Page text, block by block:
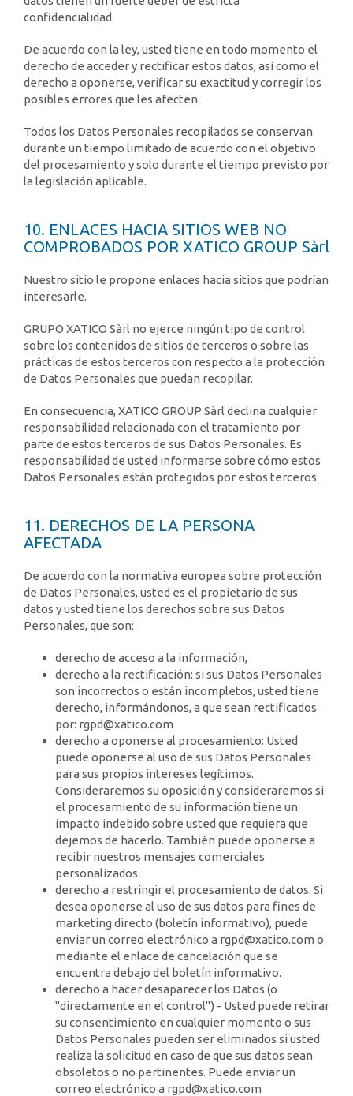
confidencialidad.
De acuerdo con la ley, usted tiene en todo momento el
derecho de acceder y rectificar estos datos, así como el
derecho a oponerse, verificar su exactitud y corregir los
posibles errores que les afecten.
Todos los Datos Personales recopilados se conservan
durante un tiempo limitado de acuerdo con el objetivo
del procesamiento y solo durante el tiempo previsto por
la legislación aplicable.
10. ENLACES HACIA SITIOS WEB NO
COMPROBADOS POR XATICO GROUP Sàrl
Nuestro sitio le propone enlaces hacia sitios que podrían
interesarle.
GRUPO XATICO Sàrl no ejerce ningún tipo de control
sobre los contenidos de sitios de terceros o sobre las
prácticas de estos terceros con respecto a la protección
de Datos Personales que puedan recopilar.
En consecuencia, XATICO GROUP Sàrl declina cualquier
responsabilidad relacionada con el tratamiento por
parte de estos terceros de sus Datos Personales. Es
responsabilidad de usted informarse sobre cómo estos
Datos Personales están protegidos por estos terceros.
11. DERECHOS DE LA PERSONA
AFECTADA
De acuerdo con la normativa europea sobre protección
de Datos Personales, usted es el propietario de sus
datos y usted tiene los derechos sobre sus Datos
Personales, que son:
derecho de acceso a la información,
derecho a la rectificación: si sus Datos Personales
son incorrectos o están incompletos, usted tiene
derecho, informándonos, a que sean rectificados
por: rgpd@xatico.com
derecho a oponerse al procesamiento: Usted
puede oponerse al uso de sus Datos Personales
para sus propios intereses legítimos.
Consideraremos su oposición y consideraremos si
el procesamiento de su información tiene un
impacto indebido sobre usted que requiera que
dejemos de hacerlo. También puede oponerse a
recibir nuestros mensajes comerciales
personalizados.
derecho a restringir el procesamiento de datos. Si
desea oponerse al uso de sus datos para fines de
marketing directo (boletín informativo), puede
enviar un correo electrónico a rgpd@xatico.com o
mediante el enlace de cancelación que se
encuentra debajo del boletín informativo.
derecho a hacer desaparecer los Datos (o
"directamente en el control") - Usted puede retirar
su consentimiento en cualquier momento o sus
Datos Personales pueden ser eliminados si usted
realiza la solicitud en caso de que sus datos sean
obsoletos o no pertinentes. Puede enviar un
correo electrónico a rgpd@xatico.com